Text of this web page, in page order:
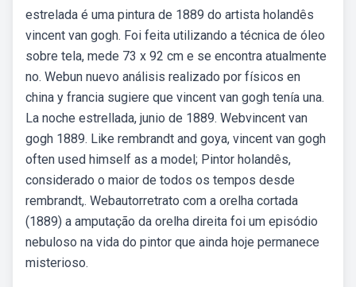
estrelada é uma pintura de 1889 do artista holandês
vincent van gogh. Foi feita utilizando a técnica de óleo
sobre tela, mede 73 x 92 cm e se encontra atualmente
no. Webun nuevo análisis realizado por físicos en
china y francia sugiere que vincent van gogh tenía una.
La noche estrellada, junio de 1889. Webvincent van
gogh 1889. Like rembrandt and goya, vincent van gogh
often used himself as a model; Pintor holandês,
considerado o maior de todos os tempos desde
rembrandt,. Webautorretrato com a orelha cortada
(1889) a amputação da orelha direita foi um episódio
nebuloso na vida do pintor que ainda hoje permanece
misterioso.